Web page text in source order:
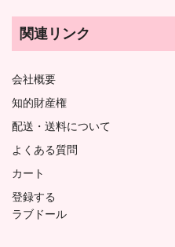
関連リンク
会社概要
知的財産権
配送・送料について
よくある質問
カート
登録する
ラブドール